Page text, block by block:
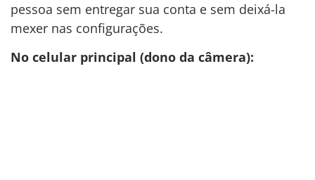
pessoa sem entregar sua conta e sem deixá-la
mexer nas configurações.
No celular principal (dono da câmera):